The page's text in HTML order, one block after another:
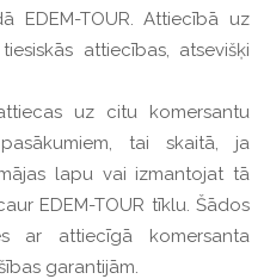
EDEM-TOUR. Attiecībā uz
attiecības, atsevišķi
uz citu komersantu
tai skaitā, ja
lapu vai izmantojat tā
EDEM-TOUR tīklu. Šādos
ar attiecīgā komersanta
garantijām.